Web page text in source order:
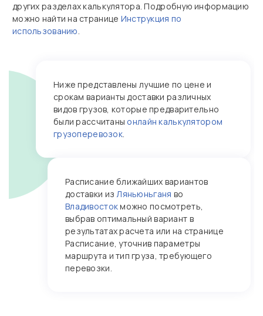
других разделах калькулятора. Подробную информацию
можно найти на странице Инструкция по
использованию.
Ниже представлены лучшие по цене и
срокам варианты доставки различных
видов грузов, которые предварительно
были рассчитаны онлайн калькулятором
грузоперевозок.
Расписание ближайших вариантов
доставки изЛяньюньганя во
Владивостокможно посмотреть,
выбрав оптимальный вариант в
результатах расчета или на странице
Расписание, уточнив параметры
маршрута и тип груза, требующего
перевозки.